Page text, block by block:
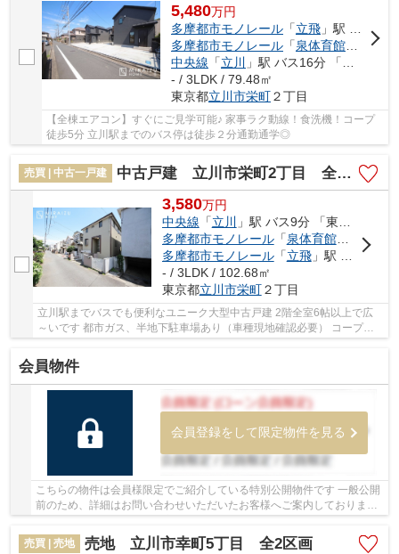
5,480万円
多摩都市モノレール 「立飛 」駅 徒歩19分
多摩都市モノレール 「泉体育館 」駅 徒
中央線 「立川 」駅 バス16分 「東栄会」 停歩2分
- / 3LDK / 79.48㎡
東京都立川市栄町２丁目
【全棟エアコン】すぐにご見学可能♪ 家事ラク動線！食洗機！コープ
徒歩5分 立川駅までのバス停は徒歩２分通勤通学◎
売買 | 中古一戸建 中古戸建 立川市栄町2丁目 全1棟
3,580万円
中央線 「立川
」駅 バス9分 「東栄会」 停歩6分
多摩都市モノレール「泉体育館」駅 徒歩
多摩都市モノレール「立飛」駅 徒歩23分
- / 3LDK / 102.68㎡
東京都立川市栄町２丁目
立川駅までバスでも便利なユニーク大型中古戸建 2階全室6帖以上で広
～いです 都市ガス、半地下駐車場あり（車種現地確認必要） コープみ
会員物件
会員登録をして限定物件を見る
こちらの物件は会員様限定でご紹介している特別公開物件です 一般公開
前のため、詳細はお問い合わせいただいたお客様へご案内しております
売買 | 売地
売地 立川市幸町5丁目 全2区画